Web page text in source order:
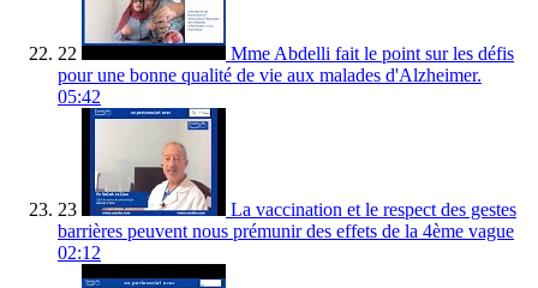
22
Mme Abdelli fait le point sur les défis
pour une bonne qualité de vie aux malades d'Alzheimer.
05:42
23
La vaccination et le respect des gestes
barrières peuvent nous prémunir des effets de la 4ème vague
02:12